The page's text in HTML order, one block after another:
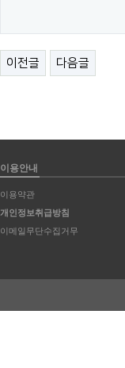
이전글 다음글
이용안내
이용약관
개인정보취급방침
이메일무단수집거무